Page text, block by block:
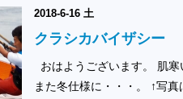
2018-6-16 土
クラシカバイザシー
おはようございます。 肌
また冬仕様に・・・。 ↑写